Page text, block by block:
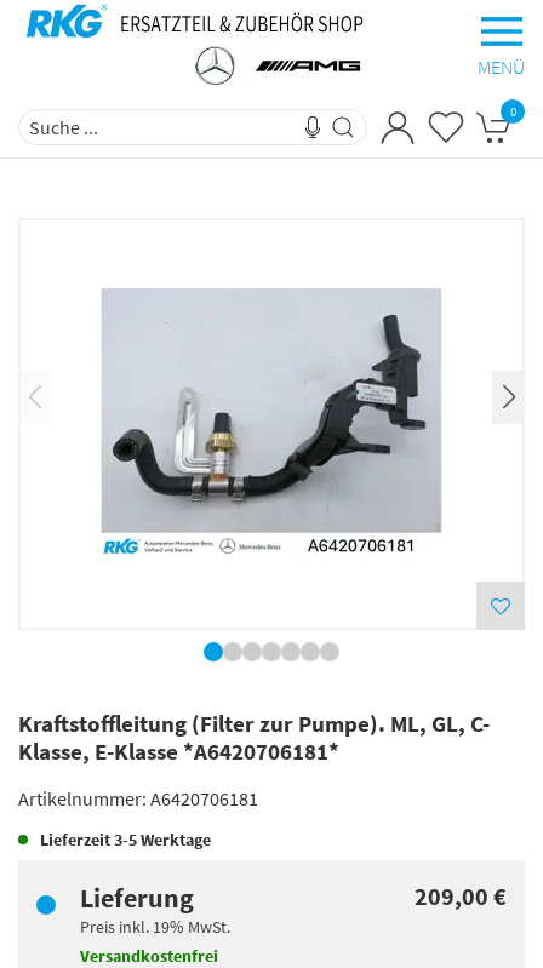
MENÜ
0
Kraftstoffleitung (Filter zur Pumpe). ML, GL, C-
Klasse, E-Klasse *A6420706181*
Artikelnummer: A6420706181
Lieferzeit3-5 Werktage
Lieferung
Preis inkl. 19% MwSt.
Versandkostenfrei
209,00 €